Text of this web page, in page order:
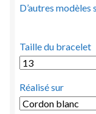
D’autres modèles
Taille du bracelet
Réalisé sur